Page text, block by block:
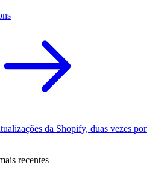
da Shopify, duas vezes por
recentes